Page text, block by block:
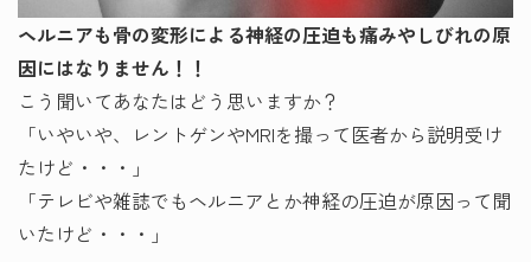
ヘルニアも骨の変形による神経の圧迫も痛みやしびれの原
因にはなりません！！
こう聞いてあなたはどう思いますか？
「いやいや、レントゲンやMRIを撮って医者から説明受け
たけど・・・」
「テレビや雑誌でもヘルニアとか神経の圧迫が原因って聞
いたけど・・・」